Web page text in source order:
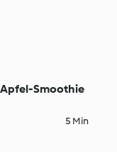
Smoothie
5 Min